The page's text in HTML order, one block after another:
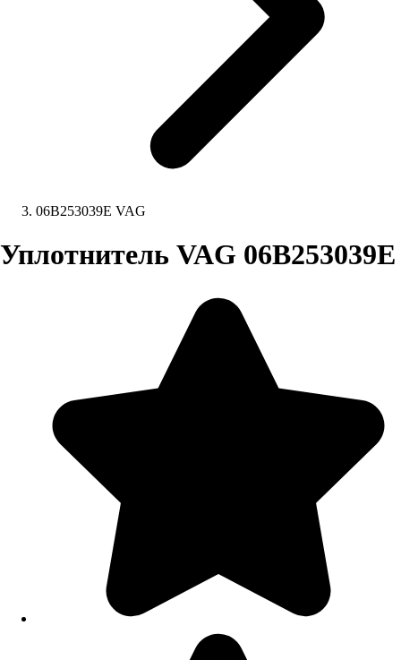
06B253039E VAG
Уплотнитель VAG 06B253039E